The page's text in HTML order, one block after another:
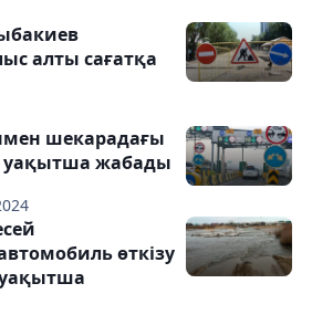
алты сағатқа
шекарадағы
уақытша жабады
өткізу